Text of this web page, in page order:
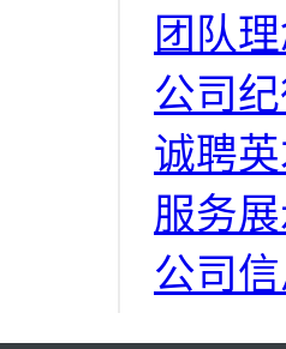
团队
公司
诚聘
服务
公司